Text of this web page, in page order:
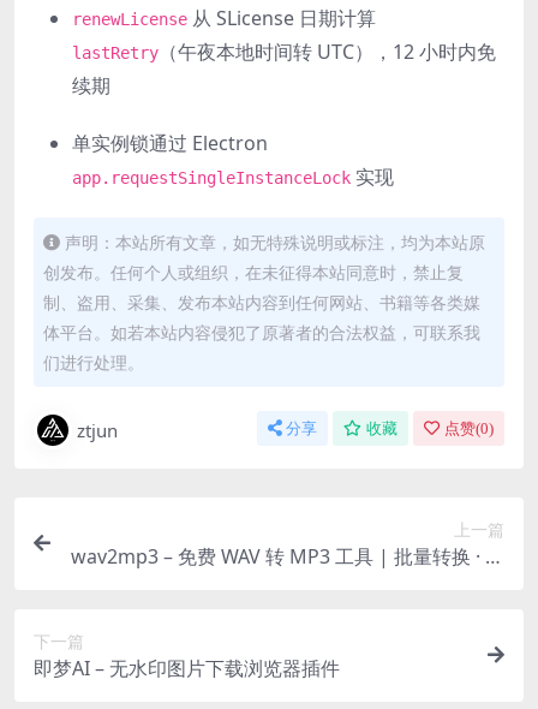
renewLicense 从 SLicense 日期计算
lastRetry
（午夜本地时间转 UTC），12 小时内免
续期
单实例锁通过 Electron
app.requestSingleInstanceLock 实现
声明：本站所有文章，如无特殊说明或标注，均为本站原
创发布。任何个人或组织，在未征得本站同意时，禁止复
制、盗用、采集、发布本站内容到任何网站、书籍等各类媒
体平台。如若本站内容侵犯了原著者的合法权益，可联系我
们进行处理。
ztjun 分享 收藏 点赞(0)
上一篇
wav2mp3 – 免费 WAV 转 MP3 工具 | 批量转换 · 拖
下一篇
即梦AI – 无水印图片下载浏览器插件